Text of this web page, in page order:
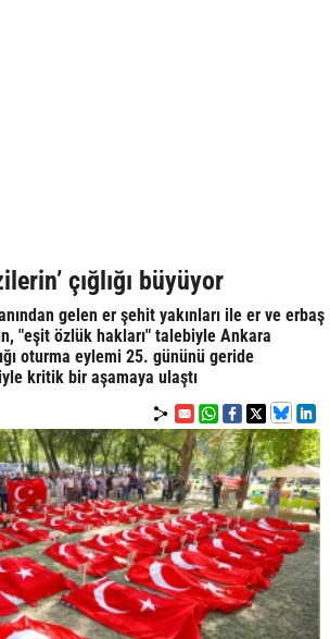
çığlığı büyüyor
gelen er şehit yakınları ile er ve erbaş
"eşit özlük hakları" talebiyle Ankara
oturma eylemi 25. gününü geride
kritik bir aşamaya ulaştı